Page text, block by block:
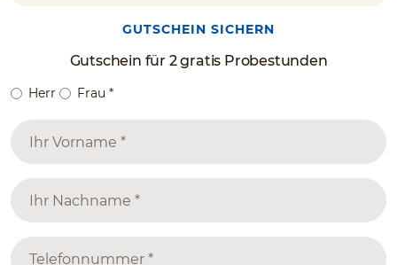
GUTSCHEIN SICHERN
Gutschein für 2 gratis Probestunden
Herr Frau *